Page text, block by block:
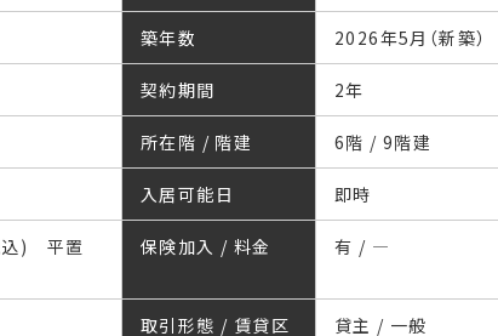
築年数 2026年5月（新築）
契約期間 2年
所在階 / 階建 6階 / 9階建
入居可能日 即時
込) 平置
保険加入 / 料金 有 / ―
取引形態 / 賃貸区
貸主 / 一般